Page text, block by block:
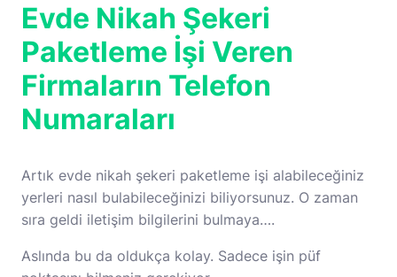
Evde Nikah Şekeri
Paketleme İşi Veren
Firmaların Telefon
Numaraları
Artık evde nikah şekeri paketleme işi alabileceğiniz
yerleri nasıl bulabileceğinizi biliyorsunuz. O zaman
sıra geldi iletişim bilgilerini bulmaya….
Aslında bu da oldukça kolay. Sadece işin püf